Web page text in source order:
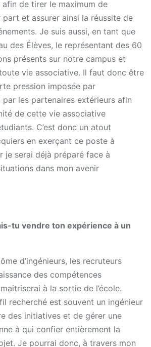
de tirer le maximum de
et assurer ainsi la réussite de
Je suis aussi, en tant que
des Élèves, le représentant des 60
présents sur notre campus et
vie associative. Il faut donc être
pression imposée par
par les partenaires extérieurs afin
de cette vie associative
C’est donc un atout
en exerçant ce poste à
je serai déjà préparé face à
dans mon avenir
tu vendre ton expérience à un
d’ingénieurs, les recruteurs
des compétences
à la sortie de l’école.
recherché est souvent un ingénieur
des initiatives et de gérer une
à qui confier entièrement la
Je pourrai donc, à travers mon